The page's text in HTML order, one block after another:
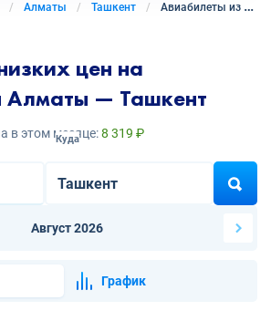
Алматы Ташкент Авиабилеты из Алматы в Ташкент
цен на
Алматы — Ташкент
в этом месяце:8 319 ₽
Куда
Август 2026
График